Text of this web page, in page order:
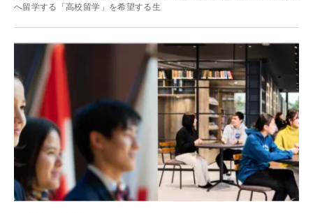
へ留学する「高校留学」を希望する生